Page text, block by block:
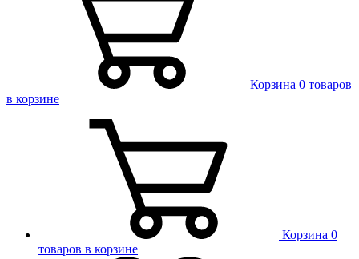
Корзина 0 товаров
в корзине
Корзина 0
товаров в корзине